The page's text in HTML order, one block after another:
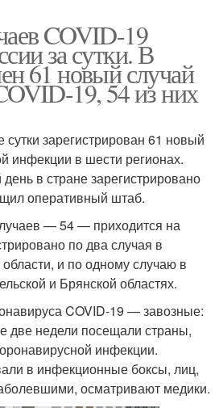
COVID-19
за сутки. В
61 новый случай
19, 54 из них
зарегистрирован 61 новый
инфекции в шести регионах.
в стране зарегистрировано
оперативный штаб.
— 54 — приходится на
по два случая в
и по одному случаю в
и Брянской областях.
COVID-19 — завозные:
две недели посещали страны,
инфекции.
в инфекционные боксы, лиц,
осматривают медики.